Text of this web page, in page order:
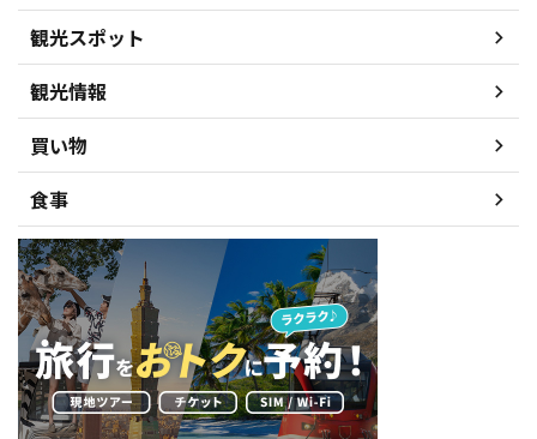
観光スポット
観光情報
買い物
食事